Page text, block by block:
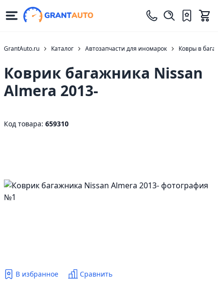
GrantAuto.ru Каталог Автозапчасти для иномарок Ковры в
Коврик багажника Nissan
Almera 2013-
Код товара: 659310
В избранное Сравнить